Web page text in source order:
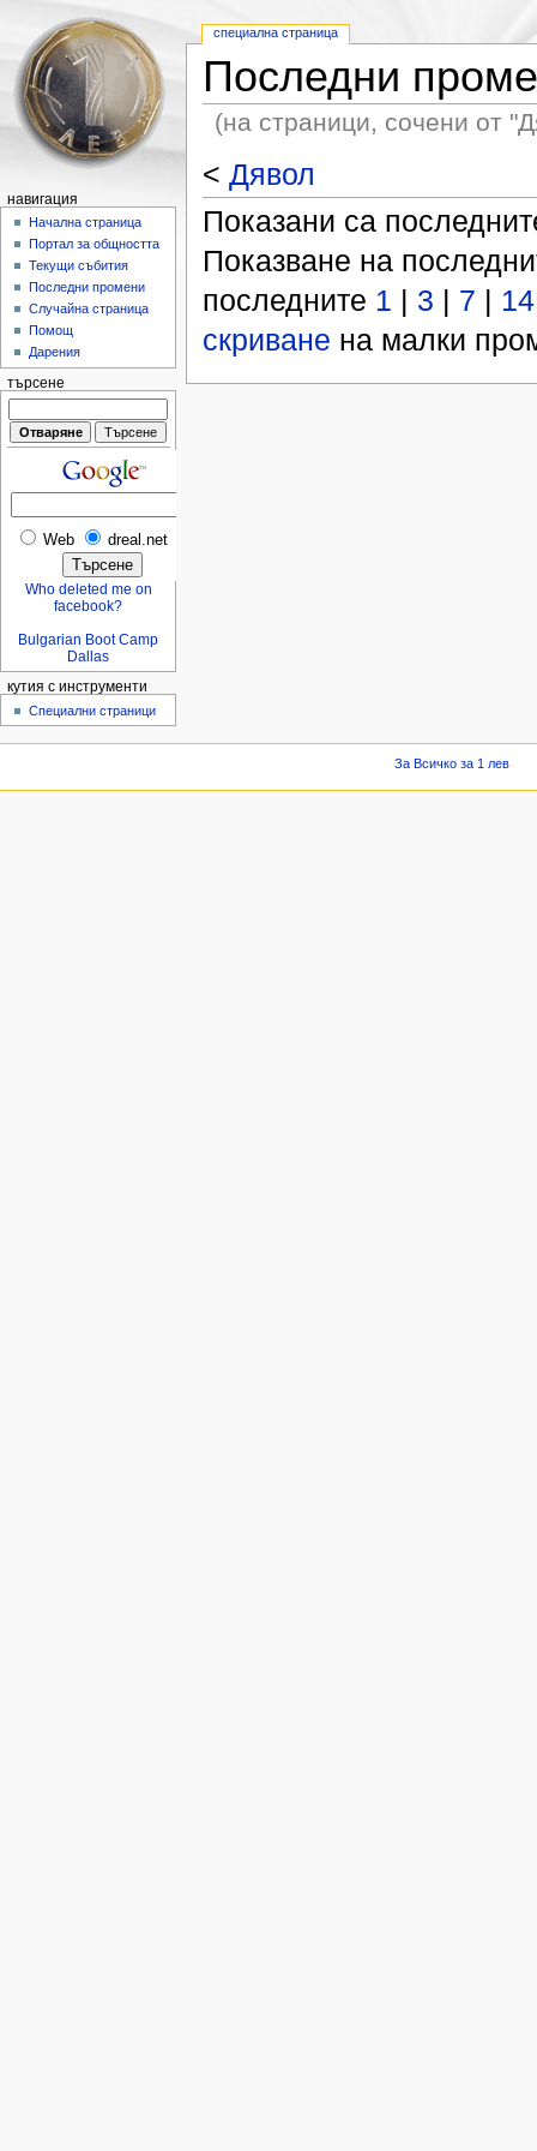
Последни
(на страници, сочени от
< Дявол
Показани са
Показване на
последните 1 | 3 | 7 | 14
скриване на малки
специална страница
навигация
Начална страница
Портал за общността
Текущи събития
Последни промени
Случайна страница
Помощ
Дарения
търсене
Web dreal.net
Who deleted me on
facebook?
Bulgarian Boot Camp
Dallas
кутия с инструменти
Специални страници
За Всичко за 1 лев